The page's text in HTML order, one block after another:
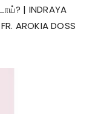
| INDRAYA
AROKIA DOSS